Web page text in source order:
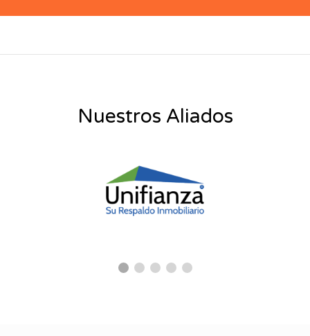
Nuestros Aliados